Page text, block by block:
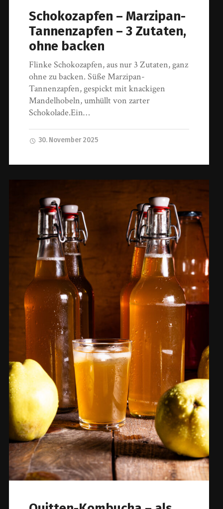
Schokozapfen – Marzipan-
Tannenzapfen – 3 Zutaten,
ohne backen
Flinke Schokozapfen, aus nur 3 Zutaten, ganz
ohne zu backen. Süße Marzipan-
Tannenzapfen, gespickt mit knackigen
Mandelhobeln, umhüllt von zarter
Schokolade.Ein…
30. November 2025